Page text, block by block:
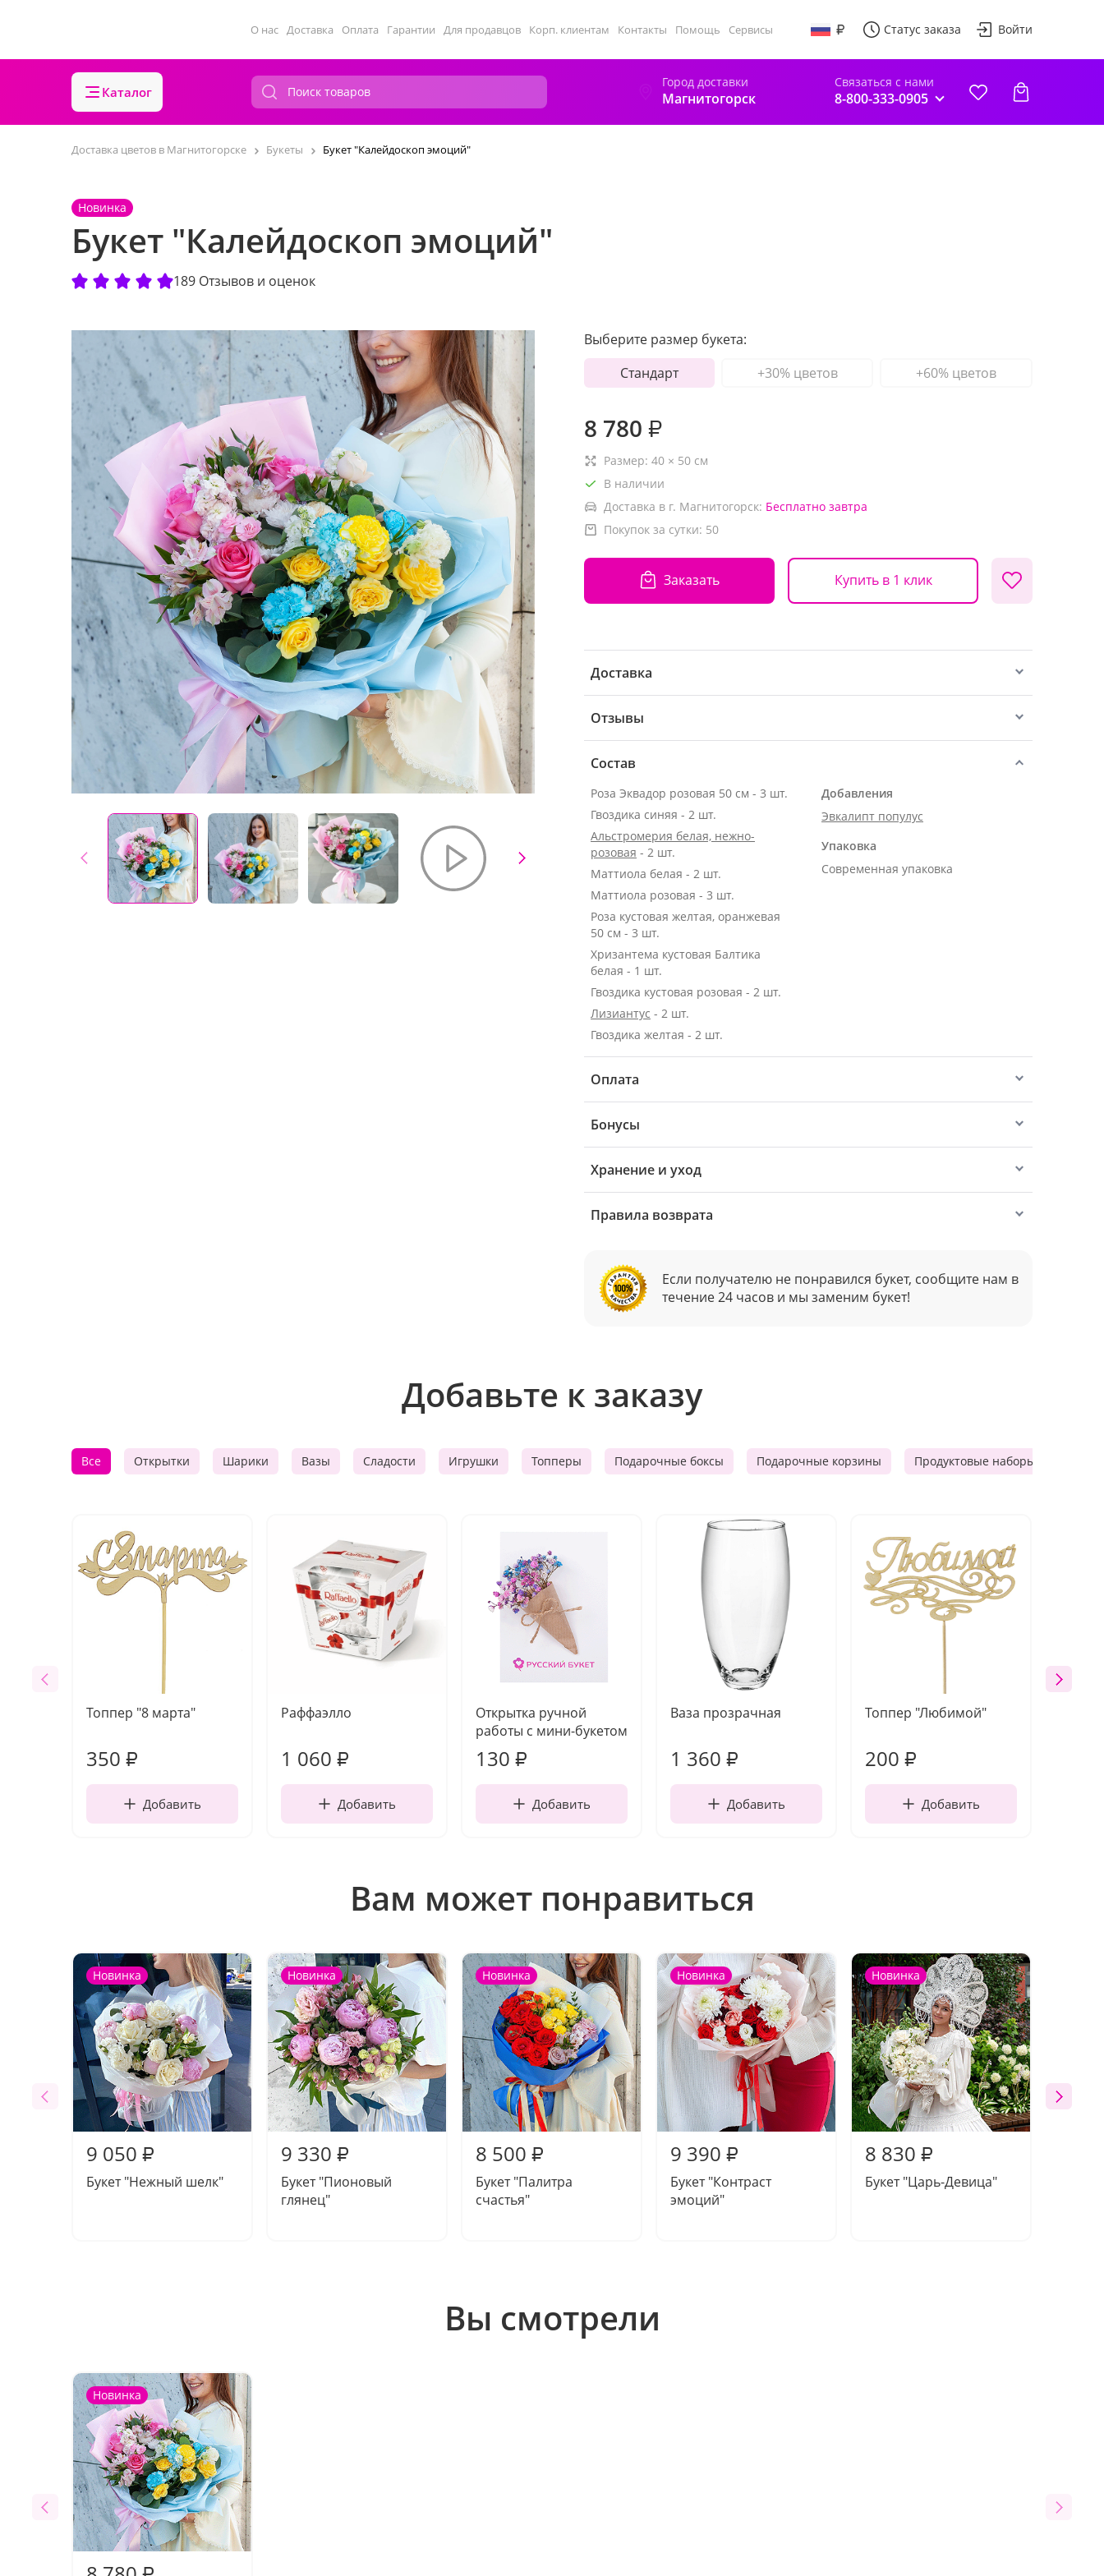
О нас Доставка Оплата Гарантии Для продавцов Корп. клиентам Контакты Помощь Сервисы Статус заказа Войти
Каталог
Город доставки
Магнитогорск
Связаться с нами
8-800-333-0905
Доставка цветов в Магнитогорске Букеты Букет "Калейдоскоп эмоций"
Новинка
Букет "Калейдоскоп эмоций"
189 Отзывов и оценок
Выберите размер букета:
Стандарт
+30% цветов +60% цветов
8 780 ₽
Размер: 40 × 50 см
В наличии
Доставка в г. Магнитогорск: Бесплатно завтра
Покупок за сутки: 50
Заказать Купить в 1 клик
Доставка
Отзывы
Состав
Роза Эквадор розовая 50 см - 3 шт.
Гвоздика синяя - 2 шт.
Альстромерия белая, нежно-
розовая - 2 шт.
Маттиола белая - 2 шт.
Маттиола розовая - 3 шт.
Роза кустовая желтая, оранжевая
50 см - 3 шт.
Хризантема кустовая Балтика
белая - 1 шт.
Гвоздика кустовая розовая - 2 шт.
Лизиантус - 2 шт.
Гвоздика желтая - 2 шт.
Добавления
Эвкалипт популус
Упаковка
Современная упаковка
Оплата
Бонусы
Хранение и уход
Правила возврата
Если получателю не понравился букет, сообщите нам в
течение 24 часов и мы заменим букет!
Добавьте к заказу
Все Открытки Шарики Вазы Сладости Игрушки Топперы Подарочные боксы Подарочные корзины Продуктовые наборы
Топпер "8 марта"
350 ₽
Добавить
Раффаэлло
1 060 ₽
Добавить
Открытка ручной
работы с мини-букетом
130 ₽
Добавить
Ваза прозрачная
1 360 ₽
Добавить
Топпер "Любимой"
200 ₽
Добавить
Вам может понравиться
Новинка
9 050 ₽
Букет "Нежный шелк"
Новинка
9 330 ₽
Букет "Пионовый
глянец"
Новинка
8 500 ₽
Букет "Палитра
счастья"
Новинка
9 390 ₽
Букет "Контраст
эмоций"
Новинка
8 830 ₽
Букет "Царь-Девица"
Вы смотрели
Новинка